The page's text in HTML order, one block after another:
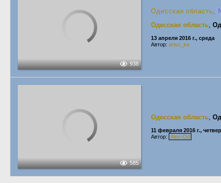
938
Одесская область,
Одесская область,
13 апреля 2016 г., среда
Автор: ariss_ka
585
Одесская область,
11 февраля 2016 г.,
Автор: Alex-Od